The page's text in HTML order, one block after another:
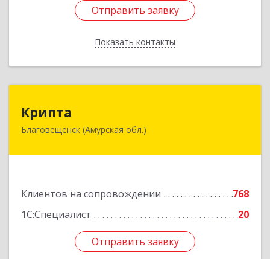
Отправить заявку
Показать контакты
Отправить заявку
Назад
Крипта
Благовещенск (Амурская обл.)
Клиентов на сопровождении
768
1С:Специалист
20
Отправить заявку
675000, Амурская обл, Благовещенск г,
Отправить заявку